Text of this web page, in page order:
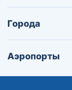
Города
Аэропорты